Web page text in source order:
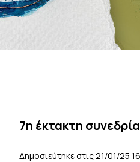
7η έκτακτη
Δημοσιεύτηκε στις 21/01/25